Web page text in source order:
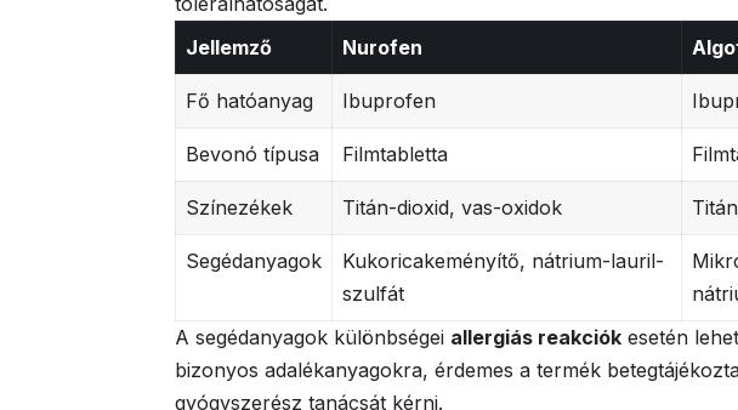
Jellemző
Nurofen
Fő hatóanyag Ibuprofen
Bevonó típusa Filmtabletta
Színezékek Titán-dioxid, vas-oxidok
Segédanyagok
Kukoricakeményítő, nátrium-lauril-
szulfát
A segédanyagok különbségei allergiás reakciók esetén
bizonyos adalékanyagokra, érdemes a termék
gyógyszerész tanácsát kérni.